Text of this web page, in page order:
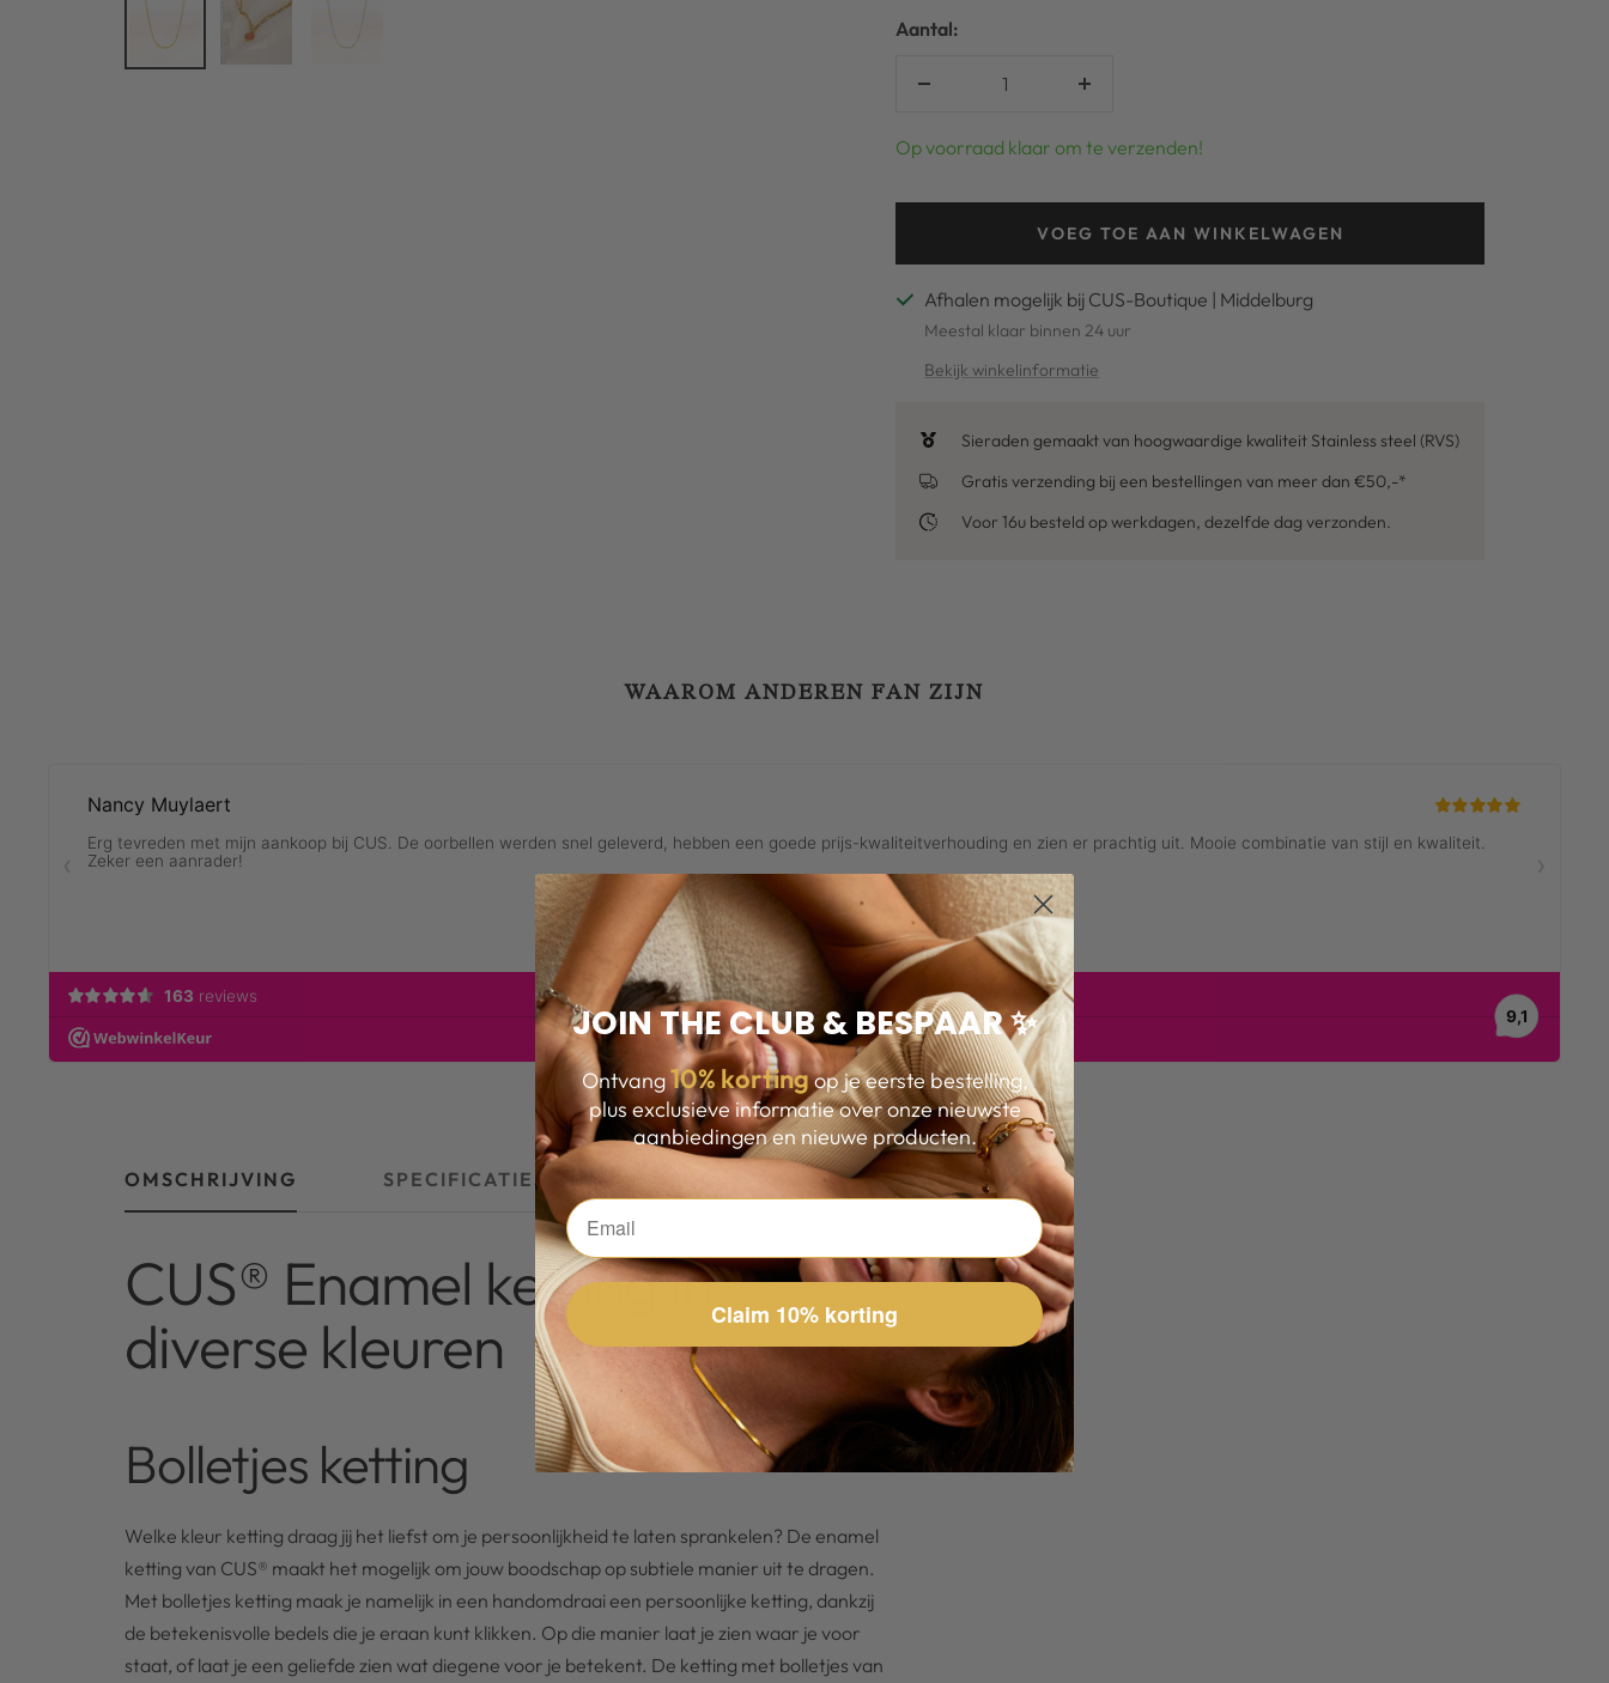
Aantal:
Verhoog
Op voorraad klaar om te verzenden!
VOEG TOE AAN WINKELWAGEN
Afhalen mogelijk bij CUS-Boutique | Middelburg
Meestal klaar binnen 24 uur
Bekijk winkelinformatie
Sieraden gemaakt van hoogwaardige kwaliteit Stainless steel (RVS)
Gratis verzending bij een bestellingen van meer dan €50,-*
Voor 16u besteld op werkdagen, dezelfde dag verzonden.
WAAROM ANDEREN FAN ZIJN
OMSCHRIJVING SPECIFICATIES
CUS® Enamel ketting in
diverse kleuren
Bolletjes ketting
Welke kleur ketting draag jij het liefst om je persoonlijkheid te laten sprankelen? De enamel
ketting van CUS® maakt het mogelijk om jouw boodschap op subtiele manier uit te dragen.
Met bolletjes ketting maak je namelijk in een handomdraai een persoonlijke ketting, dankzij
de betekenisvolle bedels die je eraan kunt klikken. Op die manier laat je zien waar je voor
staat, of laat je een geliefde zien wat diegene voor je betekent. De ketting met bolletjes van
JOIN THE CLUB & BESPAAR ✨
Ontvang10% kortingop je eerste bestelling,
plus exclusieve informatie over onze nieuwste
aanbiedingen en nieuwe producten.
Claim 10% korting